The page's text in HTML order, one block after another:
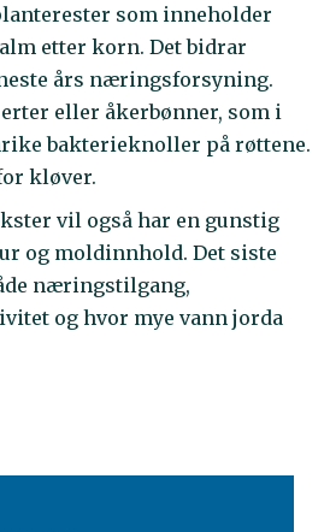
som inneholder
etter korn. Det bidrar
års næringsforsyning.
eller åkerbønner, som i
bakterieknoller på røttene.
kløver.
vil også har en gunstig
og moldinnhold. Det siste
næringstilgang,
og hvor mye vann jorda